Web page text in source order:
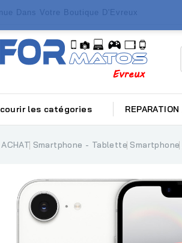
Dans Votre Boutique D'Evreux
les catégories REPARATION
ACHAT Smartphone - Tablette Smartphone